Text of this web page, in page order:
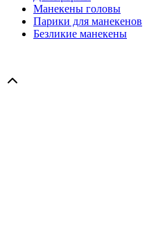
Манекены головы
Парики для манекенов
Безликие манекены